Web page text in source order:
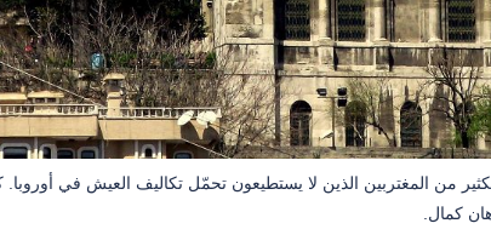
من المغتربين الذين لا يستطيعون تحمّل تكاليف العيش في أوروبا.
كمال.